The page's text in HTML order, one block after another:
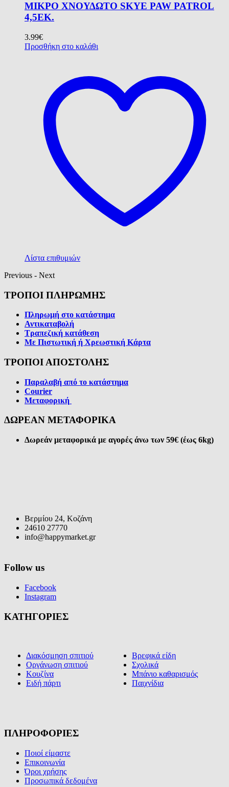
ΜΙΚΡΟ ΧΝΟΥΔΩΤΟ SKYE PAW PATROL
4,5ΕΚ.
3.99€
Προσθήκη στο καλάθι
Λίστα επιθυμιών
Previous - Next
ΤΡΟΠΟΙ ΠΛΗΡΩΜΗΣ
Πληρωμή στο κατάστημα
Αντικαταβολή
Τραπεζική κατάθεση
Με Πιστωτική ή Χρεωστική Κάρτα
ΤΡΟΠΟΙ ΑΠΟΣΤΟΛΗΣ
Παραλαβή από το κατάστημα
Courier
Μεταφορική
ΔΩΡΕΑΝ ΜΕΤΑΦΟΡΙΚΑ
Δωρεάν μεταφορικά με αγορές άνω των 59€ (έως 6kg)
Βερμίου 24, Κοζάνη
24610 27770
info@happymarket.gr
Follow us
Facebook
Instagram
ΚΑΤΗΓΟΡΙΕΣ
Διακόσμηση σπιτιού
Οργάνωση σπιτιού
Κουζίνα
Ειδή πάρτι
Βρεφικά είδη
Σχολικά
Μπάνιο καθαρισμός
Παιχνίδια
ΠΛΗΡΟΦΟΡΙΕΣ
Ποιοί είμαστε
Επικοινωνία
Όροι χρήσης
Προσωπικά δεδομένα